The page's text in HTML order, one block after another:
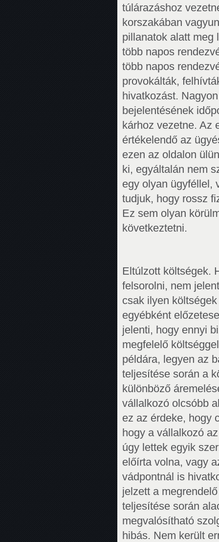
túlárazáshoz
korszakában
pillanatok alatt meg
több napos
több napos
provokálták,
hivatkozást.
bejelentésének
kárhoz vezetne. Az
értékelendő az
ezen az oldalon
ki, egyáltalán nem
egy olyan ügyféllel,
tudjuk, hogy rossz
Ez sem olyan
következtetni.
Eltúlzott költségek.
felsorolni, nem
csak ilyen
egyébként
jelenti, hogy ennyi
megfelelő
példára, legyen az
teljesítése során a
különböző
vállalkozó olcsóbb
ez az érdeke, hogy
hogy a vállalkozó
úgy lettek egyik
előírta volna, vagy
vádpontnál is
jelzett a
teljesítése során
megvalósítható
hibás. Nem került